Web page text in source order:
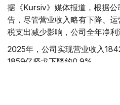
据《Kursiv》媒体报道，根据
告，尽管营业收入略有下降、
税支出减少影响，公司全年净利
2025年，公司实现营业收入
1859亿坚戈下降约0.9%。